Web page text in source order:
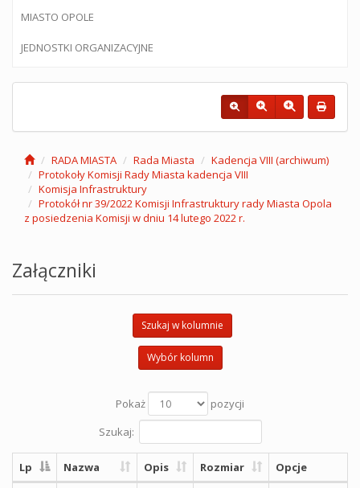
MIASTO OPOLE
JEDNOSTKI ORGANIZACYJNE
RADA MIASTA Rada Miasta
Kadencja VIII (archiwum)
Protokoły Komisji Rady Miasta kadencja VIII
Komisja Infrastruktury
Protokół nr 39/2022 Komisji Infrastruktury rady Miasta Opola
z posiedzenia Komisji w dniu 14 lutego 2022 r.
Załączniki
Szukaj w kolumnie
Wybór kolumn
Pokaż
pozycji
Szukaj:
Lp Nazwa Opis Rozmiar Opcje